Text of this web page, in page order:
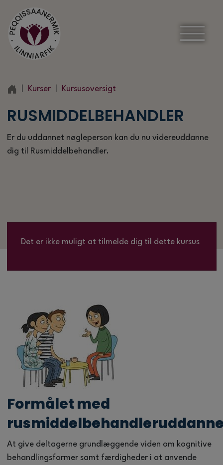
Kurser Kursusoversigt
RUSMIDDELBEHANDLER
Er du uddannet nøgleperson kan du nu videreuddanne
dig til Rusmiddelbehandler.
Det er ikke muligt at tilmelde dig til dette kursus
Formålet med
At give deltagerne grundlæggende viden om kognitive
behandlingsformer samt færdigheder i at anvende